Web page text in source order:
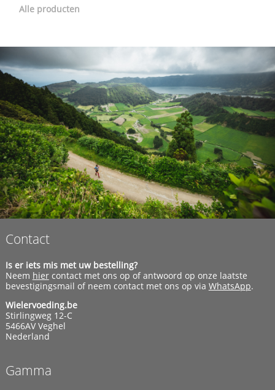
Alle producten
Contact
Is er iets mis met uw bestelling?
Neem hiercontact met ons op of antwoord op onze laatste
bevestigingsmail of neem contact met ons op via WhatsApp.
Wielervoeding.be
Stirlingweg 12-C
5466AV Veghel
Nederland
Gamma